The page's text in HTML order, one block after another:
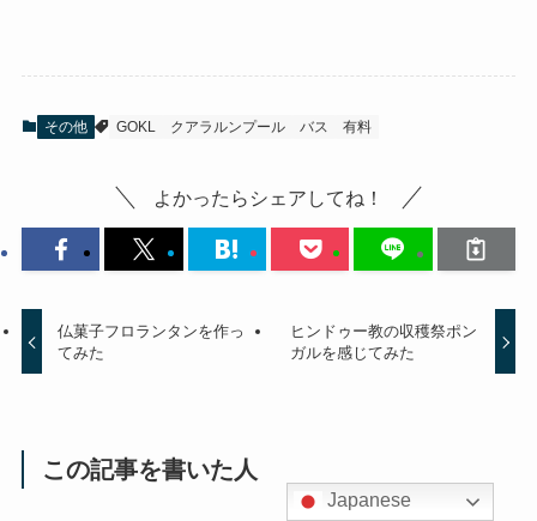
その他 GOKL クアラルンプール バス 有料
よかったらシェアしてね！
仏菓子フロランタンを作っ
てみた
ヒンドゥー教の収穫祭ポン
ガルを感じてみた
この記事を書いた人
Japanese